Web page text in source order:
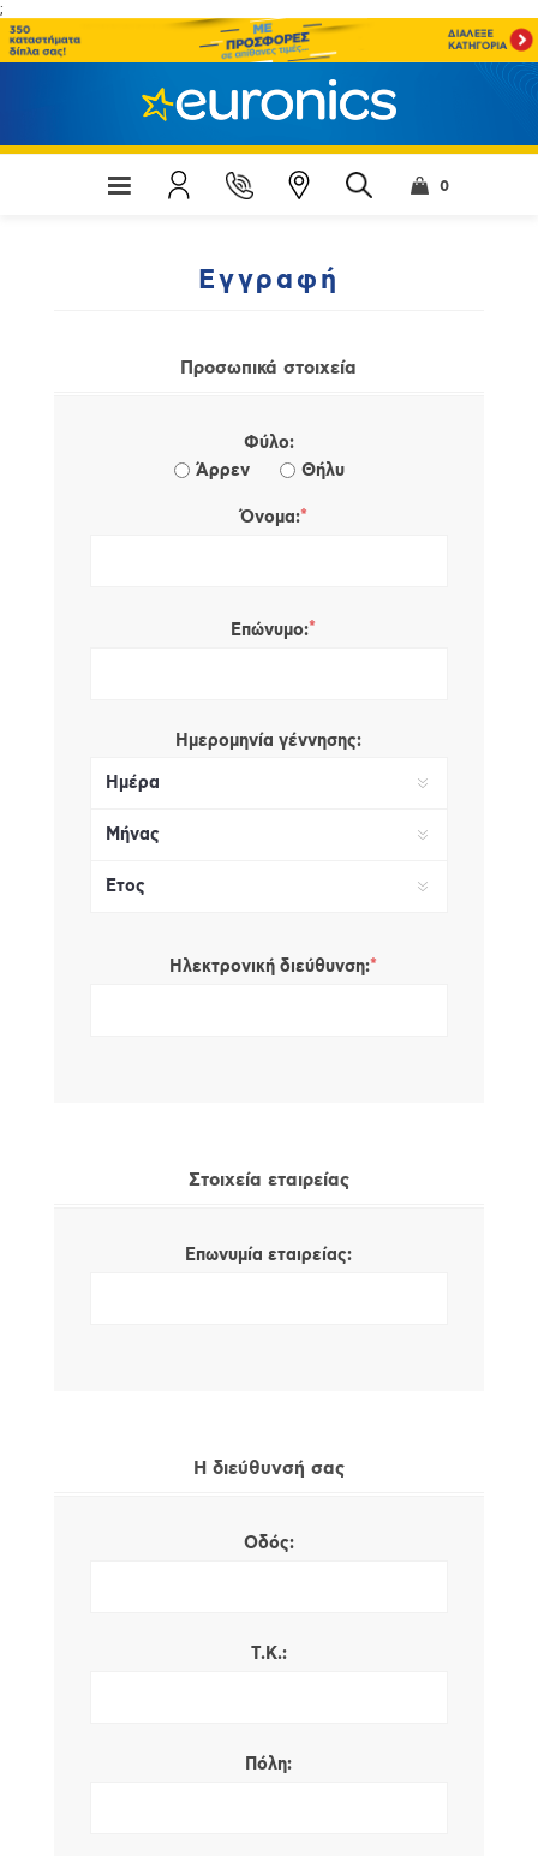
;
0
Εγγραφή
Προσωπικά στοιχεία
Φύλο:
Άρρεν
Θήλυ
Όνομα:*
Επώνυμο:*
Ημερομηνία γέννησης:
Ηλεκτρονική διεύθυνση:*
Στοιχεία εταιρείας
Επωνυμία εταιρείας:
Η διεύθυνσή σας
Οδός:
Τ.Κ.:
Πόλη: